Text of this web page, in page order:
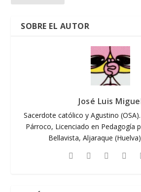
SOBRE EL AUTOR
José Luis
Sacerdote católico y Agustino
Párroco, Licenciado en Pedagogía
Bellavista, Aljaraque